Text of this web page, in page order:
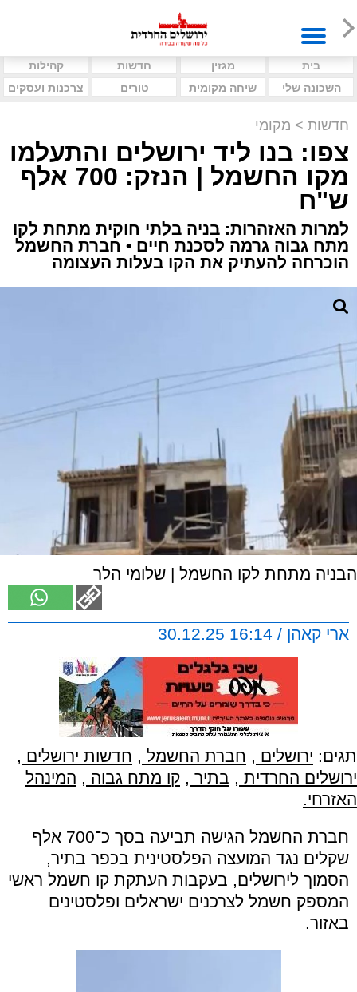
בית מגזין חדשות
קהילות
השכונה שלי
שיחה מקומית טורים צרכנות ועסקים
חדשות > מקומי
צפו: בנו ליד ירושלים והתעלמו
מקו החשמל | הנזק: 700 אלף
ש"ח
למרות האזהרות: בניה בלתי חוקית מתחת לקו
מתח גבוה גרמה לסכנת חיים • חברת החשמל
הוכרחה להעתיק את הקו בעלות העצומה
הבניה מתחת לקו החשמל | שלומי הלר
ארי קאהן / 16:14 30.12.25
תגים: ירושלים , חברת החשמל , חדשות ירושלים ,
ירושלים החרדית , בתיר , קו מתח גבוה , המינהל
האזרחי.
חברת החשמל הגישה תביעה בסך כ־700 אלף
שקלים נגד המועצה הפלסטינית בכפר בתיר,
הסמוך לירושלים, בעקבות העתקת קו חשמל ראשי
המספק חשמל לצרכנים ישראלים ופלסטינים
באזור.